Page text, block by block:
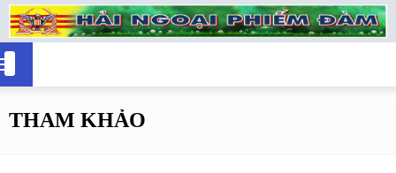
THAM KHẢO